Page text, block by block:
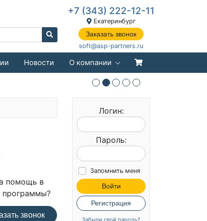
+7 (343) 222-12-11
Екатеринбург
Заказать звонок
soft@asp-partners.ru
Новости О компании
помощь в
программы?
звонок
Логин:
Пароль:
Запомнить меня
Войти
Регистрация